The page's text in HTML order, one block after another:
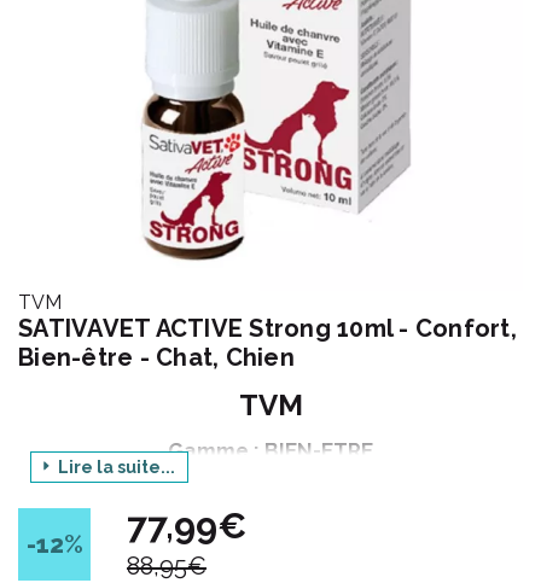
TVM
SATIVAVET ACTIVE Strong 10ml - Confort,
Bien-être - Chat, Chien
TVM
Gamme : BIEN-ETRE
Produit : SATIVAVET
Déclinaison : ACTIVE STRONG - SOLUTION ORALE
Contenance : 10 ml
Lire la suite...
-12% 77,99€
88,95€